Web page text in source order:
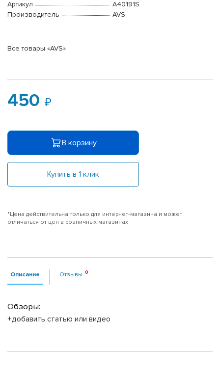
Артикул
A40191S
Производитель
AVS
Все товары «AVS»
450
В корзину
Купить в 1 клик
*Цена действительна только для интернет-магазина и может
отличаться от цен в розничных магазинах
Описание Отзывы
Обзоры:
+добавить статью или видео